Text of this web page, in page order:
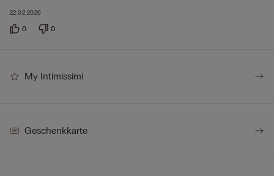
22.02.2026
0 0
My Intimissimi
Geschenkkarte